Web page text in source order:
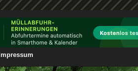
Impressum